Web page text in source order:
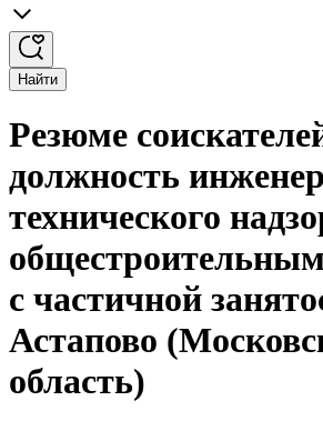
Найти
Резюме
должность
технического
с частичной
Астапово
область)